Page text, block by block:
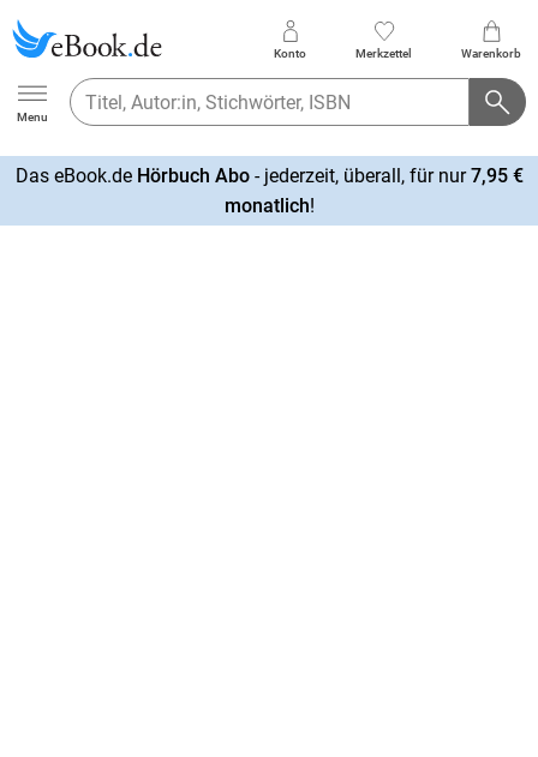
Ebook.de
Menu
Konto Merkzettel Warenkorb
Das eBook.de Hörbuch Abo- jederzeit, überall, für nur7,95 €
monatlich!